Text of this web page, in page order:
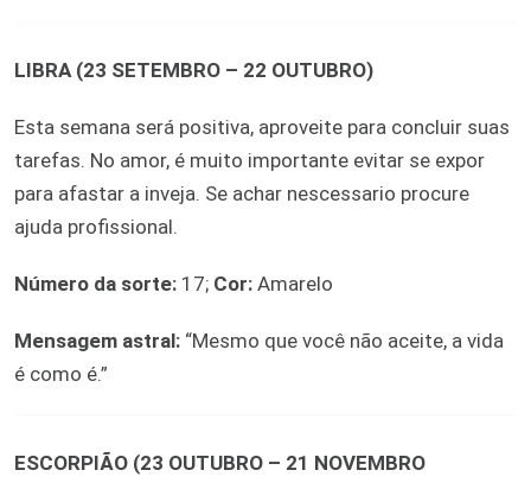
LIBRA (23 SETEMBRO – 22 OUTUBRO)
Esta semana será positiva, aproveite para concluir suas
tarefas. No amor, é muito importante evitar se expor
para afastar a inveja. Se achar nescessario procure
ajuda profissional.
Número da sorte: 17; Cor: Amarelo
Mensagem astral: “Mesmo que você não aceite, a vida
é como é.”
ESCORPIÃO (23 OUTUBRO – 21 NOVEMBRO